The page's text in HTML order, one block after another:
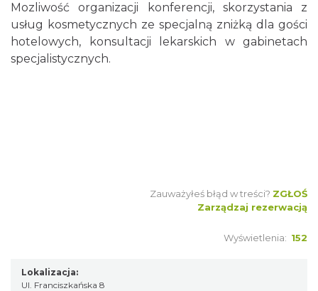
Mozliwość organizacji konferencji, skorzystania z
usług kosmetycznych ze specjalną zniżką dla gości
hotelowych, konsultacji lekarskich w gabinetach
specjalistycznych.
Zauważyłeś błąd w treści? ZGŁOŚ
Zarządzaj rezerwacją
Wyświetlenia: 152
Lokalizacja:
Ul. Franciszkańska 8